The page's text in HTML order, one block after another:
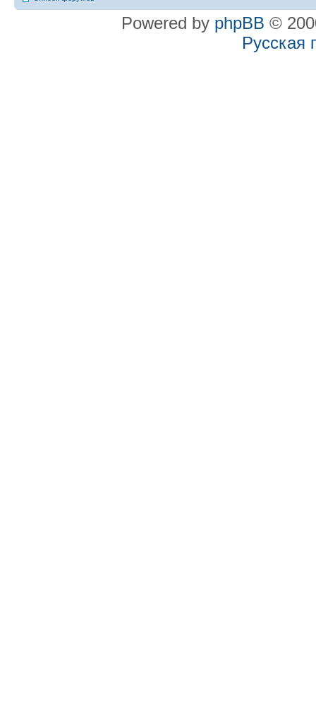
Powered by phpBB ©
Русская